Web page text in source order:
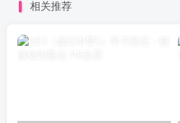
相关推荐